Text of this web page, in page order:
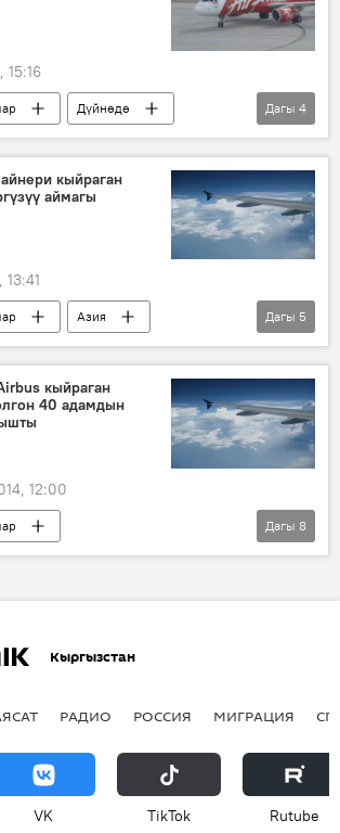
15:16
Дүйнөдө
Сингапур
Дагы 4
кыйраган
аймагы
Азия
Жаңылыктар
Сингапур
Air Asia
Дагы 5
кыйраган
40 адамдын
12:00
Дүйнөдө
Манахан Симорангкир
Дагы 8
Кыргызстан
РАДИО РОССИЯ МИГРАЦИЯ
VK ТikТоk Rutube